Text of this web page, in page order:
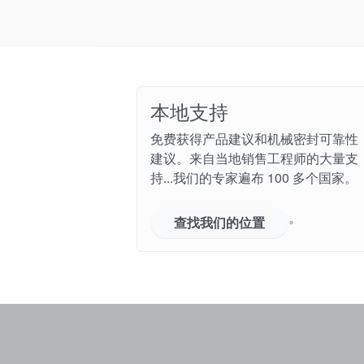
本地支持
免费获得产品建议和机械密封可靠性
建议。来自当地销售工程师的大量支
持...我们的专家遍布 100 多个国家。
查找我们的位置 。